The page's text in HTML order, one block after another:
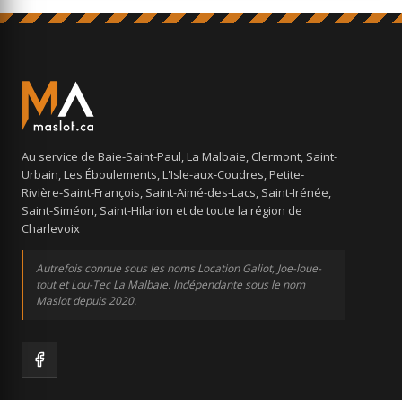
Au service de Baie-Saint-Paul, La Malbaie, Clermont, Saint-
Urbain, Les Éboulements, L'Isle-aux-Coudres, Petite-
Rivière-Saint-François, Saint-Aimé-des-Lacs, Saint-Irénée,
Saint-Siméon, Saint-Hilarion et de toute la région de
Charlevoix
Autrefois connue sous les noms Location Galiot, Joe-loue-
tout et Lou-Tec La Malbaie. Indépendante sous le nom
Maslot depuis 2020.